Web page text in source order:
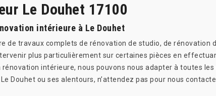
Le Douhet 17100
intérieure à Le Douhet
de travaux complets de rénovation de studio, de rénovation
plus particulièrement sur certaines pièces en
intérieure, nous pouvons nous adapter à toutes
Douhet ou ses alentours, n’attendez pas pour nous